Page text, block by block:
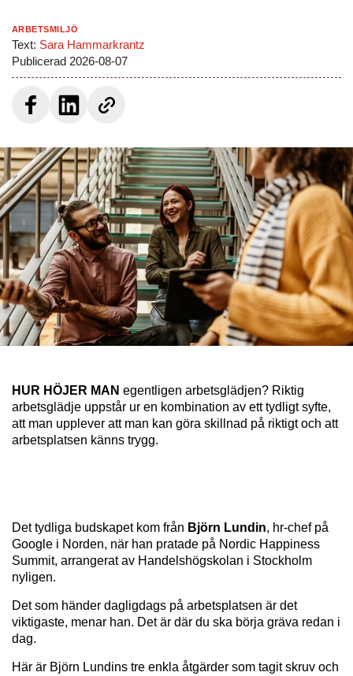
Arbetsmiljö
Text: Sara Hammarkrantz
Publicerad 2026-08-07
HUR HÖJER MAN egentligen arbetsglädjen? Riktig
arbetsglädje uppstår ur en kombination av ett tydligt syfte,
att man upplever att man kan göra skillnad på riktigt och att
arbetsplatsen känns trygg.
Det tydliga budskapet kom från Björn Lundin, hr-chef på
Google i Norden, när han pratade på Nordic Happiness
Summit, arrangerat av Handelshögskolan i Stockholm
nyligen.
Det som händer dagligdags på arbetsplatsen är det
viktigaste, menar han. Det är där du ska börja gräva redan i
dag.
Här är Björn Lundins tre enkla åtgärder som tagit skruv och